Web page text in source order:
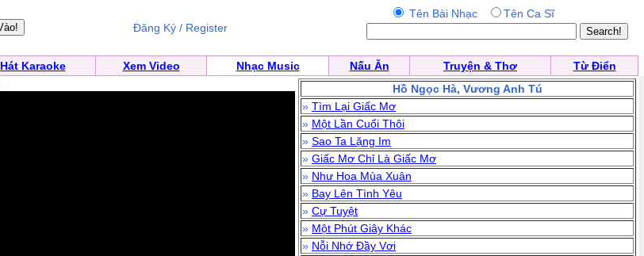
Đăng Ký / Register
Tên Bài Nhạc Tên Ca Sĩ
Hát Karaoke Xem Video Nhạc Music Nấu Ăn Truyện & Thơ
Từ Điển
Hồ Ngọc Hà, Vương Anh Tú
» Tìm Lại Giấc Mơ
» Một Lần Cuối Thôi
» Sao Ta Lặng Im
» Giấc Mơ Chỉ Là Giấc Mơ
» Như Hoa Mùa Xuân
» Bay Lên Tình Yêu
» Cự Tuyệt
» Một Phút Giây Khác
» Nỗi Nhớ Đầy Vơi